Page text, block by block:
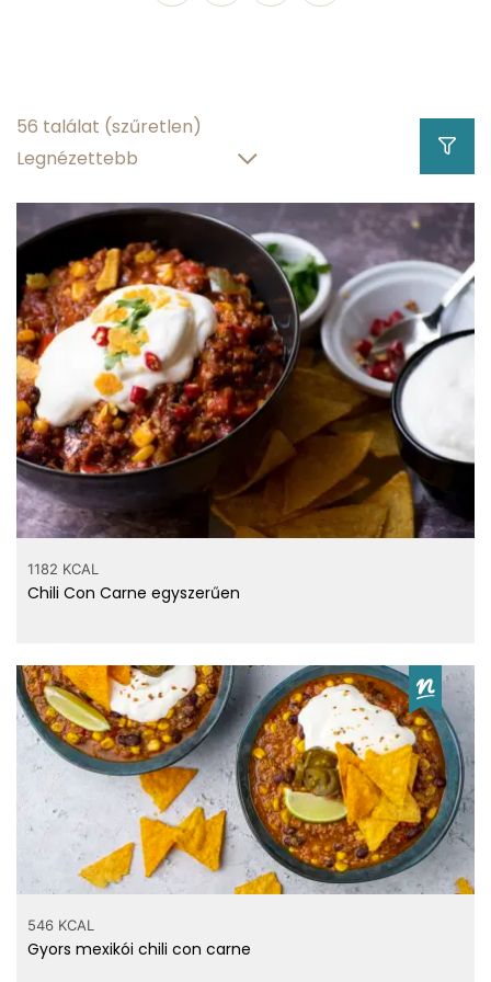
szénhidráttartalom
víztartalom 1.94 g
Hány kalória
gramm
tortilla chips?
Top ásványi anyagok
Nátrium 310 mg
Foszfor 234 mg
Kalcium 104 mg
Magnézium
56 találat (szűretlen)
1182 KCAL
Chili Con Carne egyszerűen
546 KCAL
Gyors mexikói chili con carne